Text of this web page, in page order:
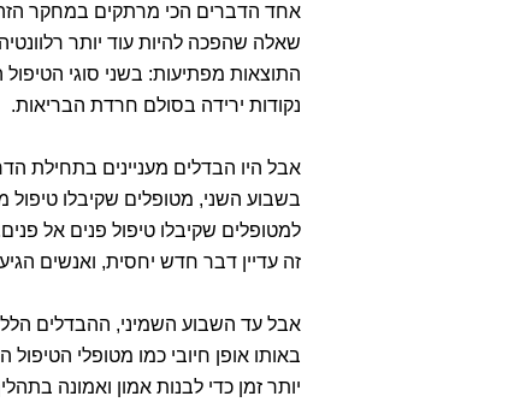
אחד הדברים הכי מרתקים במחקר
שאלה שהפכה להיות עוד יותר
נקודות ירידה בסולם חרדת הבריאות.
אבל היו הבדלים מעניינים בתחילת
בשבוע השני, מטופלים שקיבלו טיפול
למטופלים שקיבלו טיפול פנים אל
זה עדיין דבר חדש יחסית, ואנשים
אבל עד השבוע השמיני, ההבדלים הללו
באותו אופן חיובי כמו מטופלי
יותר זמן כדי לבנות אמון ואמונה